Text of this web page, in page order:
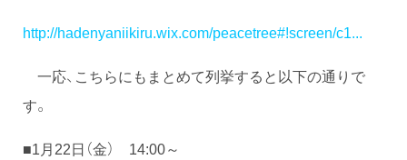
http://hadenyaniikiru.wix.com/peacetree#!screen/c1...
一応、こちらにもまとめて列挙すると以下の通りで
す。
■1月22日（金） 14:00～